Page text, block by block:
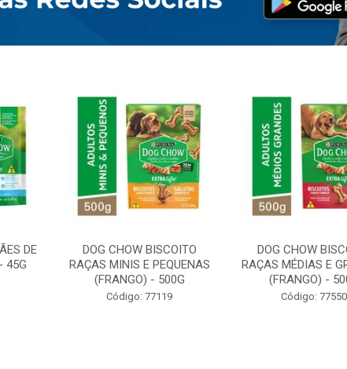
DE
45G
DOG CHOW BISCOITO
RAÇAS MINIS E PEQUENAS
(FRANGO) - 500G
Código: 77119
DOG CHOW
RAÇAS MÉDIAS E
(FRANGO) -
Código: 77550